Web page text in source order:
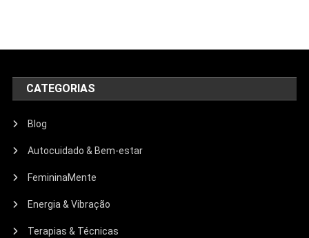
CATEGORIAS
Blog
Autocuidado & Bem-estar
FemininaMente
Energia & Vibração
Terapias & Técnicas